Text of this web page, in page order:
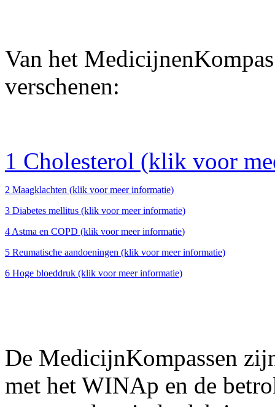
Van het
verschenen:
1 Cholesterol (klik voor
2 Maagklachten (klik voormeer informatie)
3 Diabetes mellitus (klik voormeer informatie)
4Astma en COPD (klik voormeer informatie)
5 Reumatische aandoeningen (klik voormeer informatie)
6 Hoge bloeddruk (klik voormeer informatie)
De MedicijnKompassen
met het WINAp en de